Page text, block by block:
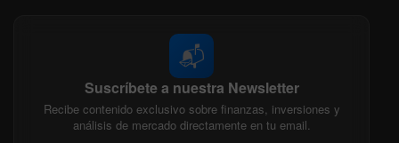
📬
Suscríbete a nuestra Newsletter
Recibe contenido exclusivo sobre finanzas, inversiones y
análisis de mercado directamente en tu email.